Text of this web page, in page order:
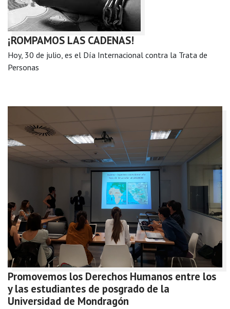
¡ROMPAMOS LAS CADENAS!
Hoy, 30 de julio, es el Día Internacional contra la Trata de
Personas
Promovemos los Derechos Humanos entre los
y las estudiantes de posgrado de la
Universidad de Mondragón